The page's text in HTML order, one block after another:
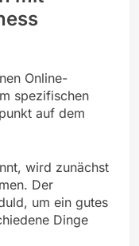
Online-
spezifischen
auf dem
wird zunächst
Der
um ein gutes
Dinge